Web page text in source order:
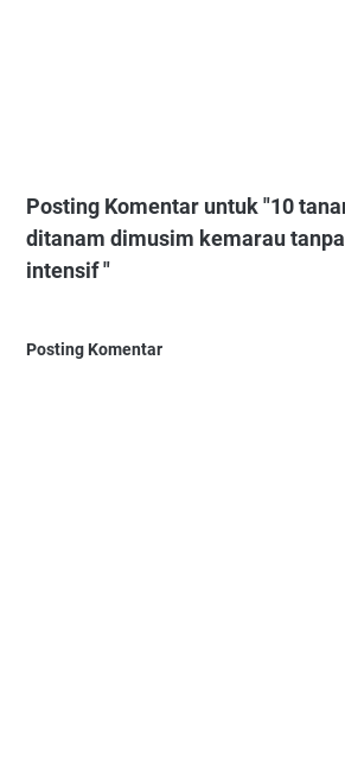
Posting Komentar untuk "10
ditanam dimusim kemarau
intensif "
Posting Komentar